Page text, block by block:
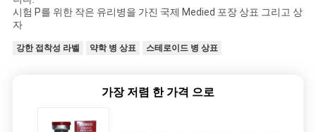
시험 P를 위한 작은 유리병을 가진 국제 Medied 포장 상표 그리고 상
자
강한 접착성 라벨 약학 병 상표 스테로이드 병 상표
가장 저렴 한 가격 으로